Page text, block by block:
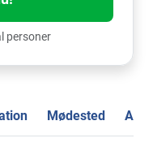
personer
Mødested